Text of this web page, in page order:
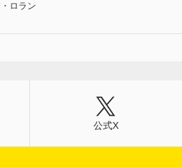
ロラン
公式X